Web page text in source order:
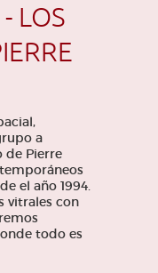
LOS
a
de Pierre
el año 1994.
vitrales con
todo es